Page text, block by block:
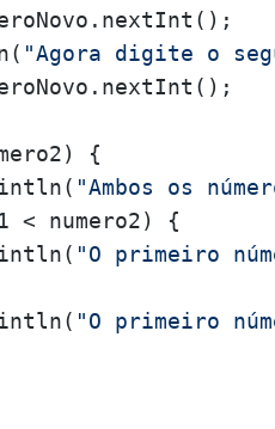
"Agora digite o
{
"Ambos os
< numero2) {
"O primeiro
"O primeiro